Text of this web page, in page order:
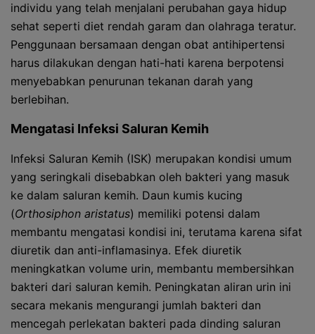
individu yang telah menjalani perubahan gaya hidup
sehat seperti diet rendah garam dan olahraga teratur.
Penggunaan bersamaan dengan obat antihipertensi
harus dilakukan dengan hati-hati karena berpotensi
menyebabkan penurunan tekanan darah yang
berlebihan.
Mengatasi Infeksi Saluran Kemih
Infeksi Saluran Kemih (ISK) merupakan kondisi umum
yang seringkali disebabkan oleh bakteri yang masuk
ke dalam saluran kemih. Daun kumis kucing
(Orthosiphon aristatus) memiliki potensi dalam
membantu mengatasi kondisi ini, terutama karena sifat
diuretik dan anti-inflamasinya. Efek diuretik
meningkatkan volume urin, membantu membersihkan
bakteri dari saluran kemih. Peningkatan aliran urin ini
secara mekanis mengurangi jumlah bakteri dan
mencegah perlekatan bakteri pada dinding saluran